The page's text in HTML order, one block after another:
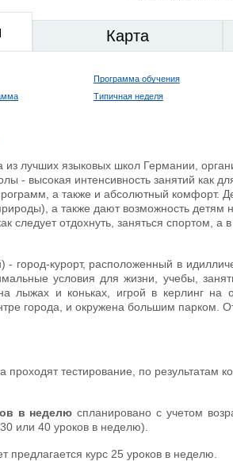
Карта
Программа обучения
Типичная неделя
из лучших языковых школ Германии,
- высокая интенсивность занятий как
а также и абсолютный комфорт.
а также дают возможность детям
следует отдохнуть, заняться спортом,
- город-курорт, расположенный в
условия для жизни, учебы,
лыжах и коньках, игрой в керлинг
города, и окружена большим парком.
проходят тестирование, по результатам
в неделю спланировано с учетом
30 или 40 уроков в неделю).
предлагается курс 25 уроков в неделю.